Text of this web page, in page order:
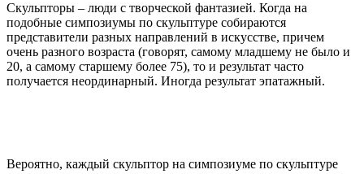
Скульпторы – люди с творческой фантазией. Когда на
подобные симпозиумы по скульптуре собираются
представители разных направлений в искусстве, причем
очень разного возраста (говорят, самому младшему не было и
20, а самому старшему более 75), то и результат часто
получается неординарный. Иногда результат эпатажный.
Вероятно, каждый скульптор на симпозиуме по скульптуре